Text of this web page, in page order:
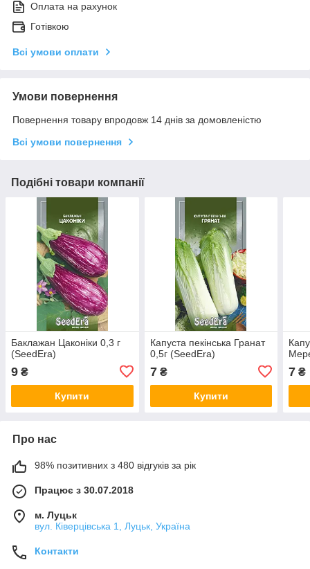
Оплата на рахунок
Готівкою
Всі умови оплати
Умови повернення
Повернення товару впродовж 14 днів за домовленістю
Всі умови повернення
Подібні товари компанії
Баклажан Цаконіки 0,3 г
(SeedEra)
9 ₴
Купити
Капуста пекінська Гранат
0,5г (SeedEra)
7₴
Купити
7 ₴
Про нас
98% позитивних з 480 відгуків за рік
Працює з 30.07.2018
м. Луцьк
вул. Ківерцівська 1, Луцьк, Україна
Контакти